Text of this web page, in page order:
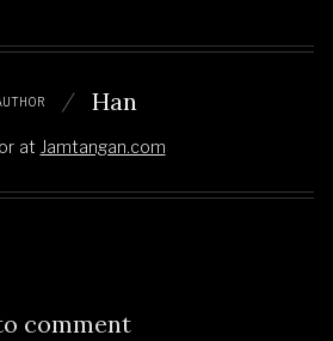
Han
at Jamtangan.com
comment